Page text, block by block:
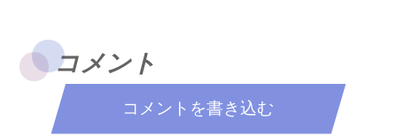
コメント
コメントを書き込む